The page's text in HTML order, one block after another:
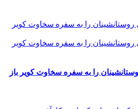
را به سفره سخاوت کویر باز